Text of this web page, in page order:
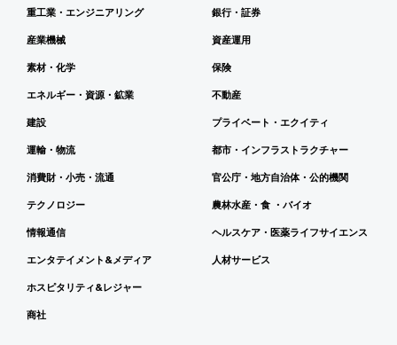
重工業・エンジニアリング
産業機械
素材・化学
エネルギー・資源・鉱業
建設
運輸・物流
消費財・小売・流通
テクノロジー
情報通信
エンタテイメント&メディア
ホスピタリティ&レジャー
商社
銀行・証券
資産運用
保険
不動産
プライベート・エクイティ
都市・インフラストラクチャー
官公庁・地方自治体・公的機関
農林水産・食 ・バイオ
ヘルスケア・医薬ライフサイエンス
人材サービス